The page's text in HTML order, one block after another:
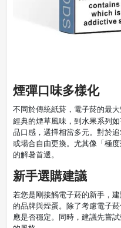
煙彈口味多樣化
不同於傳統紙菸，電子菸的最
經典的煙草風味，到水果系列
品口感，選擇相當多元。對於
或場合自由更換。尤其像「極
的解暑首選。
新手選購建議
若您是剛接觸電子菸的新手，
的品牌與煙蛋。除了考慮電子
應是否穩定。同時，建議先嘗